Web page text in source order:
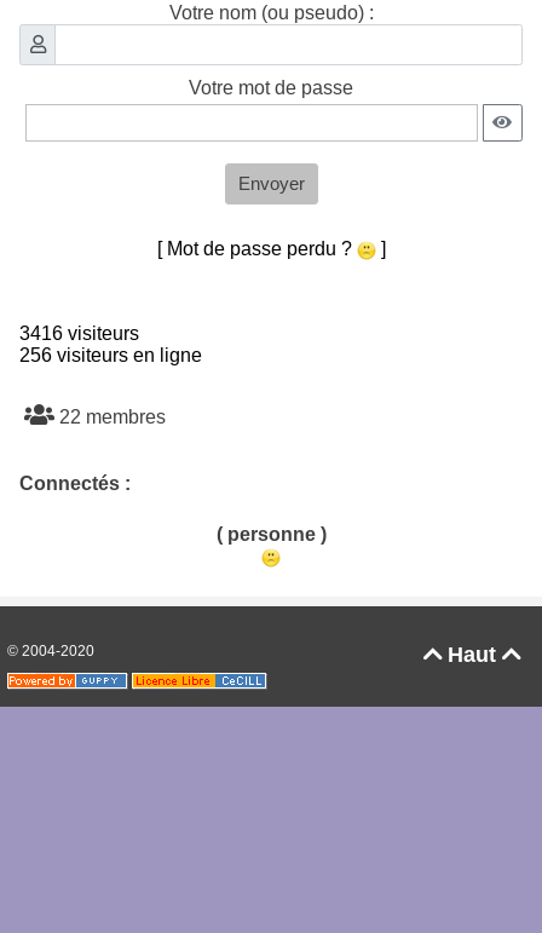
Votre nom (ou pseudo) :
Votre mot de passe
Envoyer
[ Mot de passe perdu ? ]
3416 visiteurs
256 visiteurs en ligne
22 membres
Connectés :
( personne )
Haut 
© 2004-2020